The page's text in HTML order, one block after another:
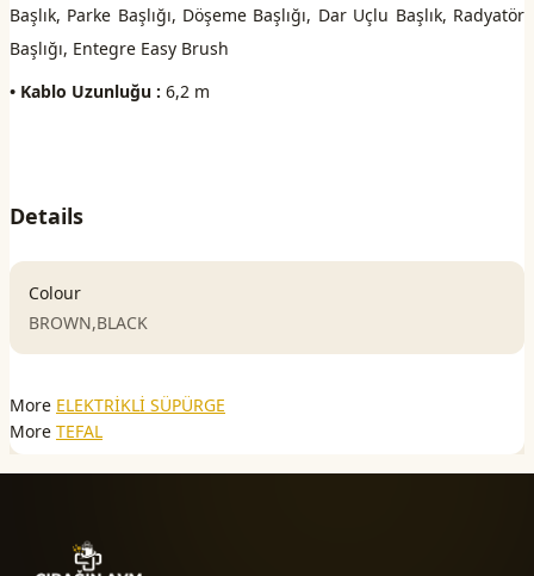
Başlık, Parke Başlığı, Döşeme Başlığı, Dar Uçlu Başlık, Radyatör
Başlığı, Entegre Easy Brush
• Kablo Uzunluğu : 6,2 m
Details
Colour
BROWN,BLACK
More ELEKTRİKLİ SÜPÜRGE
More TEFAL